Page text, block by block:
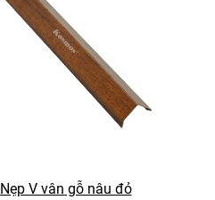
Nẹp V vân gỗ nâu đỏ